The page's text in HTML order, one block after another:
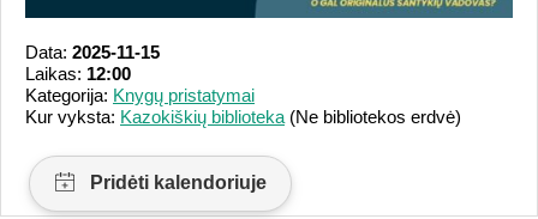
Data: 2025-11-15
Laikas: 12:00
Kategorija: Knygų pristatymai
Kur vyksta: Kazokiškių biblioteka (Ne bibliotekos erdvė)